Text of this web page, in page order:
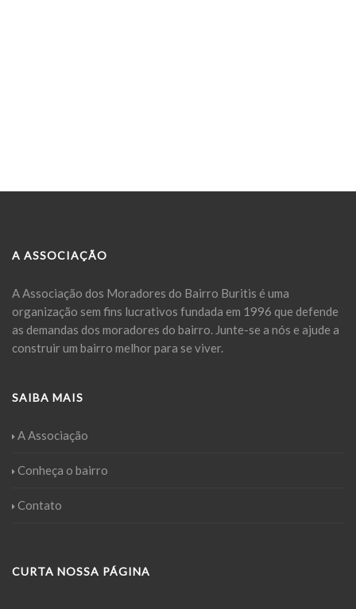
A ASSOCIAÇÃO
A Associação dos Moradores do Bairro Buritis é uma
organização sem fins lucrativos fundada em 1996 que defende
as demandas dos moradores do bairro. Junte-se a nós e ajude a
construir um bairro melhor para se viver.
SAIBA MAIS
A Associação
Conheça o bairro
Contato
CURTA NOSSA PÁGINA